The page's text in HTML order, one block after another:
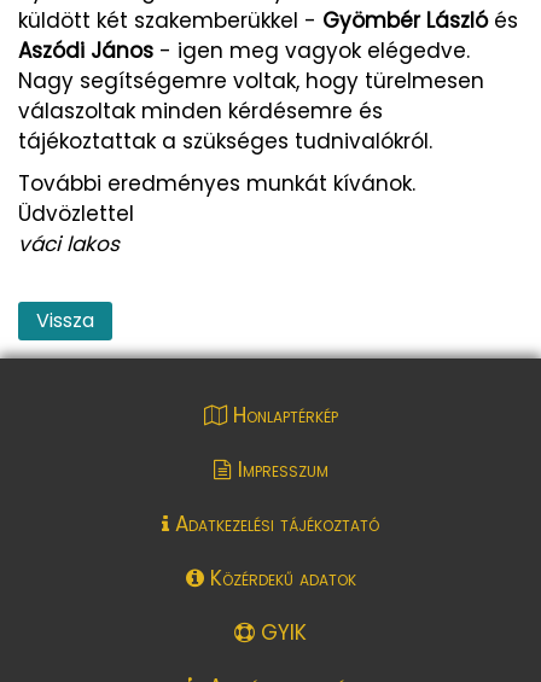
küldött két szakemberükkel - Gyömbér Lászlóés
Aszódi János - igen meg vagyok elégedve.
Nagy segítségemre voltak, hogy türelmesen
válaszoltak minden kérdésemre és
tájékoztattak a szükséges tudnivalókról.
További eredményes munkát kívánok.
Üdvözlettel
váci lakos
Vissza
Honlaptérkép
Impresszum
Adatkezelési tájékoztató
Közérdekű adatok
GYIK